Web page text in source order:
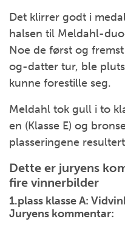
Det klirrer godt i
halsen til Meldahl-
Noe de først og
og-datter tur, ble
kunne forestille seg.
Meldahl tok gull i to
en (Klasse E) og
plasseringene
Dette er juryens
fire vinnerbilder
1.plass klasse A:
Juryens kommentar: